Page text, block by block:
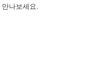
나보세요.